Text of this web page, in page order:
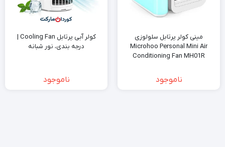
مینی کولر پرتابل سلولوزی
Microhoo Personal Mini Air
Conditioning Fan MH01R
ناموجود
کولر آبی پرتابل Cooling Fan |
درجه بندی، نور شبانه
ناموجود